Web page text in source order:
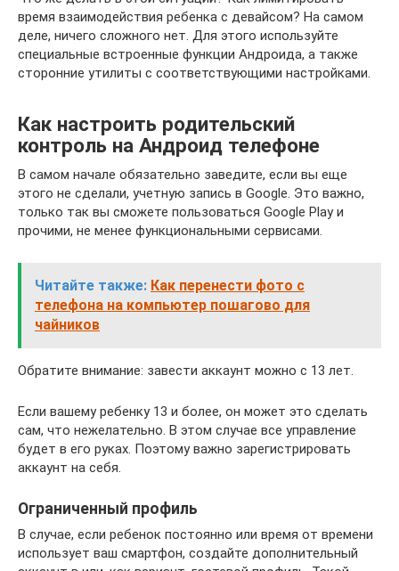
время взаимодействия ребенка с девайсом? На самом
деле, ничего сложного нет. Для этого используйте
специальные встроенные функции Андроида, а также
сторонние утилиты с соответствующими настройками.
Как настроить родительский
контроль на Андроид телефоне
В самом начале обязательно заведите, если вы еще
этого не сделали, учетную запись в Google. Это важно,
только так вы сможете пользоваться Google Play и
прочими, не менее функциональными сервисами.
Читайте также: Как перенести фото с
телефона на компьютер пошагово для
чайников
Обратите внимание: завести аккаунт можно с 13 лет.
Если вашему ребенку 13 и более, он может это сделать
сам, что нежелательно. В этом случае все управление
будет в его руках. Поэтому важно зарегистрировать
аккаунт на себя.
Ограниченный профиль
В случае, если ребенок постоянно или время от времени
использует ваш смартфон, создайте дополнительный